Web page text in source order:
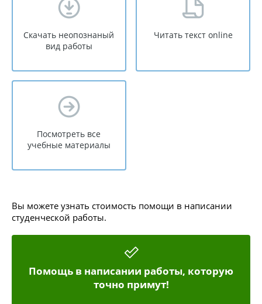
Скачать неопознаный
вид работы
Читать текст online
Посмотреть все
учебные материалы
Вы можете узнать стоимость помощи в написании
студенческой работы.
Помощь в написании работы, которую
точно примут!